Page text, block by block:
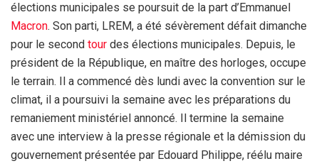
élections municipales se poursuit de la part d’Emmanuel
Macron. Son parti, LREM, a été sévèrement défait dimanche
pour le second tour des élections municipales. Depuis, le
président de la République, en maître des horloges, occupe
le terrain. Il a commencé dès lundi avec la convention sur le
climat, il a poursuivi la semaine avec les préparations du
remaniement ministériel annoncé. Il termine la semaine
avec une interview à la presse régionale et la démission du
gouvernement présentée par Edouard Philippe, réélu maire